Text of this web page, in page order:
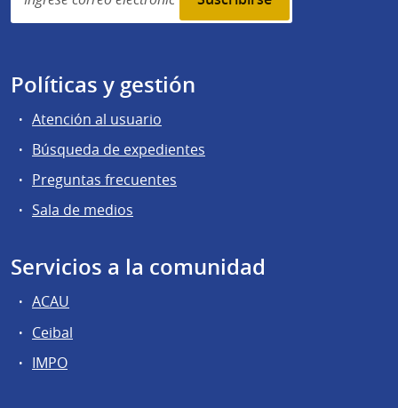
Políticas y gestión
Atención al usuario
Búsqueda de expedientes
Preguntas frecuentes
Sala de medios
Servicios a la comunidad
ACAU
Ceibal
IMPO